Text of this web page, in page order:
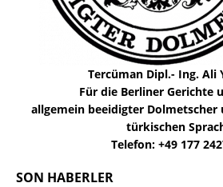
Tercüman Dipl.- Ing. Ali
Für die Berliner Gerichte
allgemein beeidigter Dolmetscher
türkischen
Telefon: +49 177
SON HABERLER